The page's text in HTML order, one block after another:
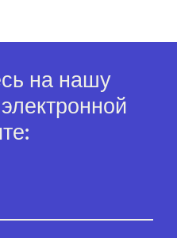
на нашу